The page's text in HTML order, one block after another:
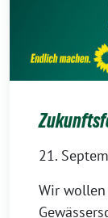
21.
Wir wollen